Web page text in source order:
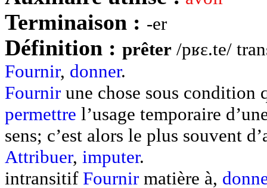
Terminaison : -er
Définition : prêter /pʁɛ.te/
Fournir, donner.
Fournir une chose sous
permettre l’usage temporaire
sens; c’est alors le plus souvent
Attribuer, imputer.
intransitif Fournir matière à,